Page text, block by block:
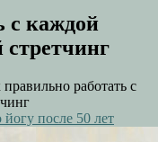
с каждой
работать с
после 50 лет